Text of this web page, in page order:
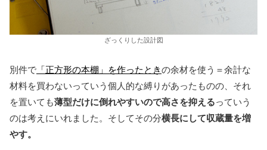
ざっくりした設計図
別件で 「正方形の本棚」を作ったときの余材を使う＝余計な
材料を買わないっていう個人的な縛りがあったものの、それ
を置いても薄型だけに倒れやすいので高さを抑えるっていう
のは考えにいれました。そしてその分横長にして収蔵量を増
やす。